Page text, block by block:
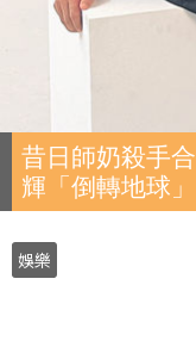
昔日師奶殺手
輝「倒轉地球」
娛樂